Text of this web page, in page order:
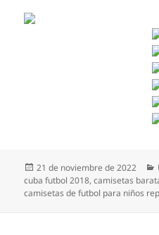
Publicado
el
21 de noviembre de 2022
cuba futbol 2018,camisetas
camisetas de futbol para niños